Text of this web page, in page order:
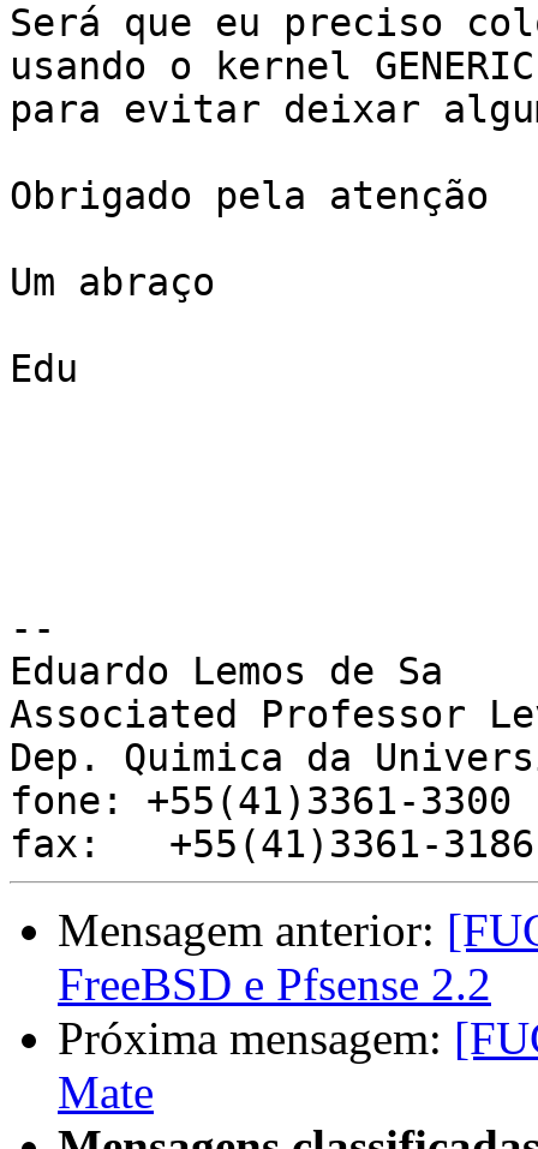
Será que eu preciso
usando o kernel GENERIC
para evitar deixar
Obrigado pela atenção
Um abraço
Edu
--
Eduardo Lemos de Sa
Associated Professor
Dep. Quimica da
fone: +55(41)3361-3300
Mensagem anterior:
FreeBSD e Pfsense 2.2
Próxima mensagem:
Mate